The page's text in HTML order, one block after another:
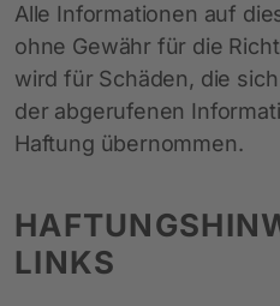
Alle Informationen auf
ohne Gewähr für die
wird für Schäden, die
der abgerufenen
Haftung übernommen.
LINKS